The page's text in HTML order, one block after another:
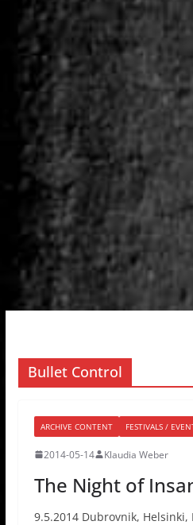
Bullet Control
ARCHIVE CONTENT FESTIVALS /
2014-05-14 Klaudia Weber
The Night of
9.5.2014 Dubrovnik,